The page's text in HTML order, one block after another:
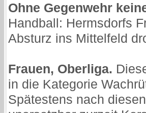
Ohne Gegenwehr
Handball: Hermsdorfs
Absturz ins Mittelfeld
Frauen, Oberliga.
in die Kategorie
Spätestens nach